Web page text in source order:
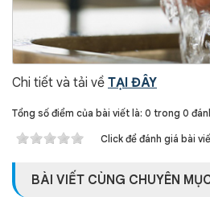
Chi tiết và tải về TẠI ĐÂY
Tổng số điểm của bài viết là: 0 trong 0
Click để đánh giá bài
BÀI VIẾT CÙNG CHUYÊN